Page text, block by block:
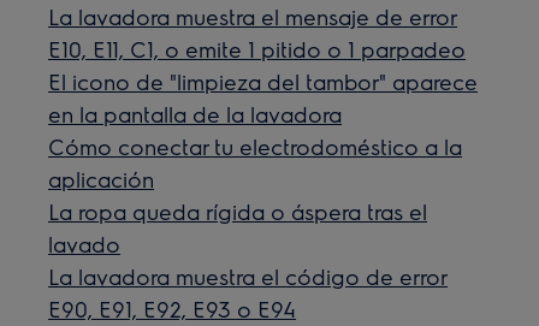
La lavadora muestra el mensaje de error
E10, E11, C1, o emite 1 pitido o 1 parpadeo
El icono de "limpieza del tambor" aparece
en la pantalla de la lavadora
Cómo conectar tu electrodoméstico a la
aplicación
La ropa queda rígida o áspera tras el
lavado
La lavadora muestra el código de error
E90, E91, E92, E93 o E94